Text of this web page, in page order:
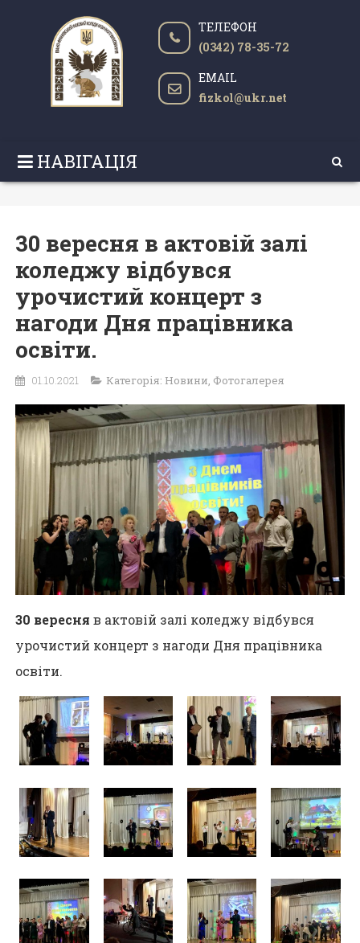
ТЕЛЕФОН
(0342) 78-35-72
EMAIL
fizkol@ukr.net
НАВІГАЦІЯ
30 вересня в актовій залі
коледжу відбувся
урочистий концерт з
нагоди Дня працівника
освіти.
01.10.2021 Категорія: Новини, Фотогалерея
30 вересня в актовій залі коледжу відбувся
урочистий концерт з нагоди Дня працівника
освіти.